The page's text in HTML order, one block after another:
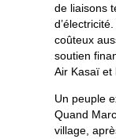
de liaisons
coûteux
soutien
Air Kasaï et
Un peuple
Quand
village,